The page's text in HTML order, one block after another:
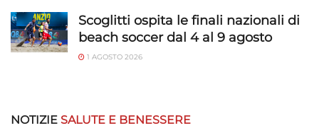
privacy.
Scoglitti ospita le finali nazionali di
beach soccer dal 4 al 9 agosto
1 AGOSTO 2026
NOTIZIE SALUTE E BENESSERE